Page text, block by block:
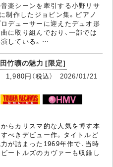
楽シーンを牽引する小野リサ
制作したジョビン集。ピアノ
デューサーに迎えたデュオ形
に取り組んでおり、一部では
している。…
竹曠の魅力 [限定]
円（税込） 2026/01/21
らカリスマ的な人気を博す本
べきデビュー作。タイトルど
が詰まった1969年作で、当時
ートルズのカヴァーも収録し